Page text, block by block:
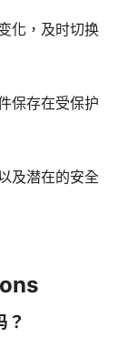
化，及时切换
保存在受保护
及潜在的安全
？